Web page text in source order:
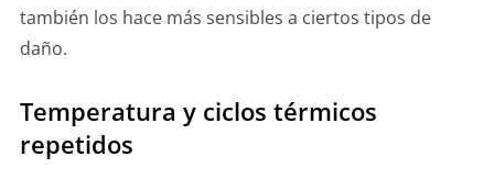
también los hace más sensibles a ciertos tipos de
daño.
Temperatura y ciclos térmicos
repetidos